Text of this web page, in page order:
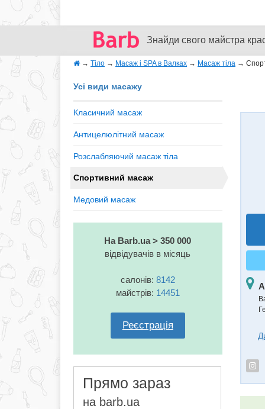
Знайди свого майстра
→ Тіло → Масаж і SPA в Валках → Масаж тіла →
Усі види масажу
Класичний масаж
Антицелюлітний масаж
Розслабляючий масаж тіла
Спортивний масаж
Медовий масаж
На Barb.ua > 350 000
відвідувачів в місяць
салонів: 8142
майстрів: 14451
Реєстрація
Прямо зараз
на barb.ua